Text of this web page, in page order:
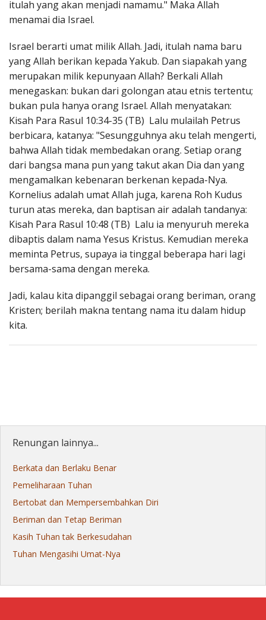
itulah yang akan menjadi namamu." Maka Allah
menamai dia Israel.
Israel berarti umat milik Allah. Jadi, itulah nama baru
yang Allah berikan kepada Yakub. Dan siapakah yang
merupakan milik kepunyaan Allah? Berkali Allah
menegaskan: bukan dari golongan atau etnis tertentu;
bukan pula hanya orang Israel. Allah menyatakan:
Kisah Para Rasul 10:34-35 (TB) Lalu mulailah Petrus
berbicara, katanya: "Sesungguhnya aku telah mengerti,
bahwa Allah tidak membedakan orang. Setiap orang
dari bangsa mana pun yang takut akan Dia dan yang
mengamalkan kebenaran berkenan kepada-Nya.
Kornelius adalah umat Allah juga, karena Roh Kudus
turun atas mereka, dan baptisan air adalah tandanya:
Kisah Para Rasul 10:48 (TB) Lalu ia menyuruh mereka
dibaptis dalam nama Yesus Kristus. Kemudian mereka
meminta Petrus, supaya ia tinggal beberapa hari lagi
bersama-sama dengan mereka.
Jadi, kalau kita dipanggil sebagai orang beriman, orang
Kristen; berilah makna tentang nama itu dalam hidup
kita.
Renungan lainnya...
Berkata dan Berlaku Benar
Pemeliharaan Tuhan
Bertobat dan Mempersembahkan Diri
Beriman dan Tetap Beriman
Kasih Tuhan tak Berkesudahan
Tuhan Mengasihi Umat-Nya